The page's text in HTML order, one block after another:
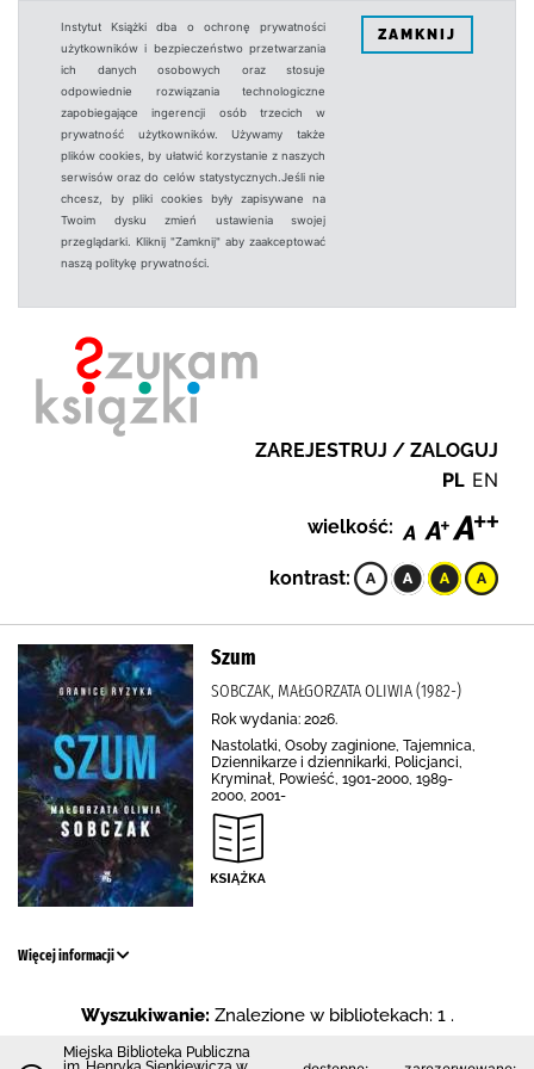
Instytut Książki dba o ochronę prywatności
użytkowników i bezpieczeństwo przetwarzania
ich danych osobowych oraz stosuje
odpowiednie rozwiązania technologiczne
zapobiegające ingerencji osób trzecich w
prywatność użytkowników. Używamy także
plików cookies, by ułatwić korzystanie z naszych
serwisów oraz do celów statystycznych.Jeśli nie
chcesz, by pliki cookies były zapisywane na
Twoim dysku zmień ustawienia swojej
przeglądarki. Kliknij "Zamknij" aby zaakceptować
naszą politykę prywatności.
ZAMKNIJ
ZAREJESTRUJ / ZALOGUJ
PL EN
wielkość:
kontrast:
Szum
SOBCZAK, MAŁGORZATA OLIWIA (1982-)
Rok wydania: 2026.
Nastolatki, Osoby zaginione, Tajemnica,
Dziennikarze i dziennikarki, Policjanci,
Kryminał, Powieść, 1901-2000, 1989-
2000, 2001-
Więcej informacji
Wyszukiwanie: Znalezione w bibliotekach: 1 .
Miejska Biblioteka Publiczna